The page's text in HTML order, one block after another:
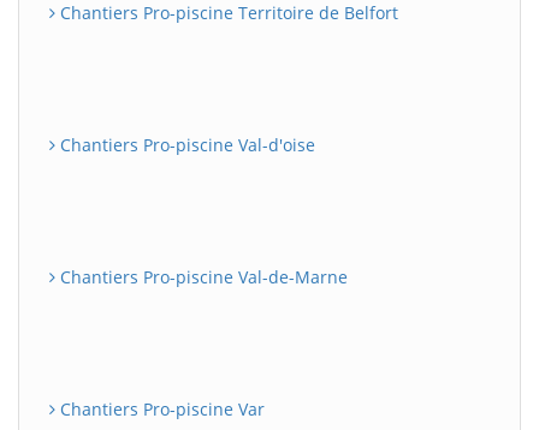
Chantiers Pro-piscine Territoire de Belfort
Chantiers Pro-piscine Val-d'oise
Chantiers Pro-piscine Val-de-Marne
Chantiers Pro-piscine Var